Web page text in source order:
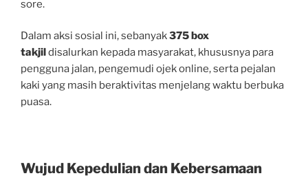
sore.
Dalam aksi sosial ini, sebanyak375 box
takjil disalurkan kepada masyarakat, khususnya para
pengguna jalan, pengemudi ojek online, serta pejalan
kaki yang masih beraktivitas menjelang waktu berbuka
puasa.
Wujud Kepedulian dan Kebersamaan